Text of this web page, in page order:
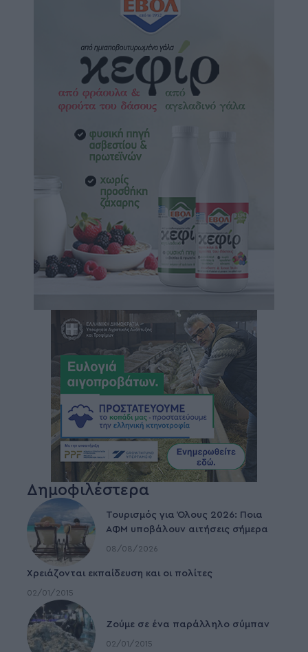
Δημοφιλέστερα
Τουρισμός για Όλους 2026: Ποια
ΑΦΜ υποβάλουν αιτήσεις σήμερα
08/08/2026
Χρειάζονται εκπαίδευση και οι πολίτες
02/01/2015
Ζούμε σε ένα παράλληλο σύμπαν
02/01/2015